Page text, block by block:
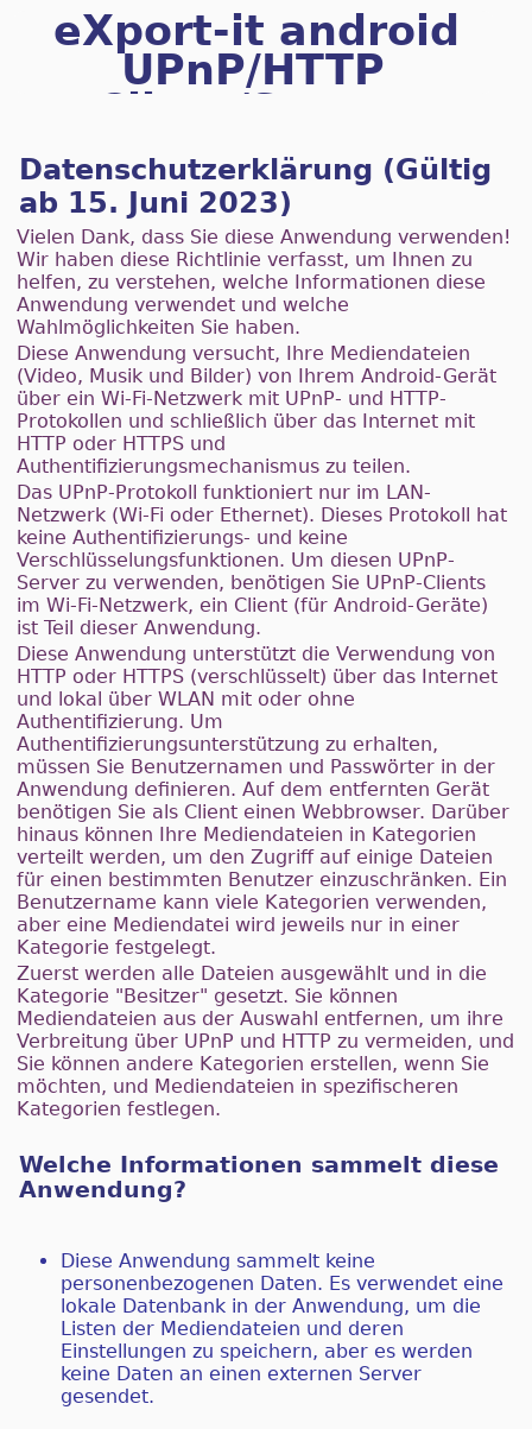
eXport-it android
UPnP/HTTP
Client/Server
Datenschutzerklärung (Gültig
ab 15. Juni 2023)
Vielen Dank, dass Sie diese Anwendung verwenden!
Wir haben diese Richtlinie verfasst, um Ihnen zu
helfen, zu verstehen, welche Informationen diese
Anwendung verwendet und welche
Wahlmöglichkeiten Sie haben.
Diese Anwendung versucht, Ihre Mediendateien
(Video, Musik und Bilder) von Ihrem Android-Gerät
über ein Wi-Fi-Netzwerk mit UPnP- und HTTP-
Protokollen und schließlich über das Internet mit
HTTP oder HTTPS und
Authentifizierungsmechanismus zu teilen.
Das UPnP-Protokoll funktioniert nur im LAN-
Netzwerk (Wi-Fi oder Ethernet). Dieses Protokoll hat
keine Authentifizierungs- und keine
Verschlüsselungsfunktionen. Um diesen UPnP-
Server zu verwenden, benötigen Sie UPnP-Clients
im Wi-Fi-Netzwerk, ein Client (für Android-Geräte)
ist Teil dieser Anwendung.
Diese Anwendung unterstützt die Verwendung von
HTTP oder HTTPS (verschlüsselt) über das Internet
und lokal über WLAN mit oder ohne
Authentifizierung. Um
Authentifizierungsunterstützung zu erhalten,
müssen Sie Benutzernamen und Passwörter in der
Anwendung definieren. Auf dem entfernten Gerät
benötigen Sie als Client einen Webbrowser. Darüber
hinaus können Ihre Mediendateien in Kategorien
verteilt werden, um den Zugriff auf einige Dateien
für einen bestimmten Benutzer einzuschränken. Ein
Benutzername kann viele Kategorien verwenden,
aber eine Mediendatei wird jeweils nur in einer
Kategorie festgelegt.
Zuerst werden alle Dateien ausgewählt und in die
Kategorie "Besitzer" gesetzt. Sie können
Mediendateien aus der Auswahl entfernen, um ihre
Verbreitung über UPnP und HTTP zu vermeiden, und
Sie können andere Kategorien erstellen, wenn Sie
möchten, und Mediendateien in spezifischeren
Kategorien festlegen.
Welche Informationen sammelt diese
Anwendung?
Diese Anwendung sammelt keine
personenbezogenen Daten. Es verwendet eine
lokale Datenbank in der Anwendung, um die
Listen der Mediendateien und deren
Einstellungen zu speichern, aber es werden
keine Daten an einen externen Server
gesendet.